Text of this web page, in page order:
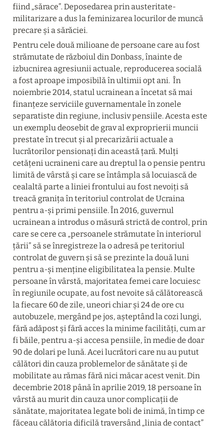
fiind „sărace”. Deposedarea prin austeritate-
militarizare a dus la feminizarea locurilor de muncă
precare și a sărăciei.
Pentru cele două milioane de persoane care au fost
strămutate de războiul din Donbass, înainte de
izbucnirea agresiunii actuale, reproducerea socială
a fost aproape imposibilă în ultimii opt ani.  În
noiembrie 2014, statul ucrainean a încetat să mai
finanțeze serviciile guvernamentale în zonele
separatiste din regiune, inclusiv pensiile. Acesta este
un exemplu deosebit de grav al exproprierii muncii
prestate în trecut și al precarizării actuale a
lucrătorilor pensionați din această țară. Mulți
cetățeni ucraineni care au dreptul la o pensie pentru
limită de vârstă și care se întâmpla să locuiască de
cealaltă parte a liniei frontului au fost nevoiți să
treacă granița în teritoriul controlat de Ucraina
pentru a-și primi pensiile. În 2016, guvernul
ucrainean a introdus o măsură strictă de control, prin
care se cere ca „persoanele strămutate în interiorul
țării” să se înregistreze la o adresă pe teritoriul
controlat de guvern și să se prezinte la două luni
pentru a-și menține eligibilitatea la pensie. Multe
persoane în vârstă, majoritatea femei care locuiesc
în regiunile ocupate, au fost nevoite să călătorească
la fiecare 60 de zile, uneori chiar și 24 de ore cu
autobuzele, mergând pe jos, așteptând la cozi lungi,
fără adăpost și fără acces la minime facilități, cum ar
fi băile, pentru a-și accesa pensiile, în medie de doar
90 de dolari pe lună. Acei lucrători care nu au putut
călători din cauza problemelor de sănătate și de
mobilitate au rămas fără nici măcar acest venit. Din
decembrie 2018 până în aprilie 2019, 18 persoane în
vârstă au murit din cauza unor complicații de
sănătate, majoritatea legate boli de inimă, în timp ce
făceau călătoria dificilă traversând „linia de contact”